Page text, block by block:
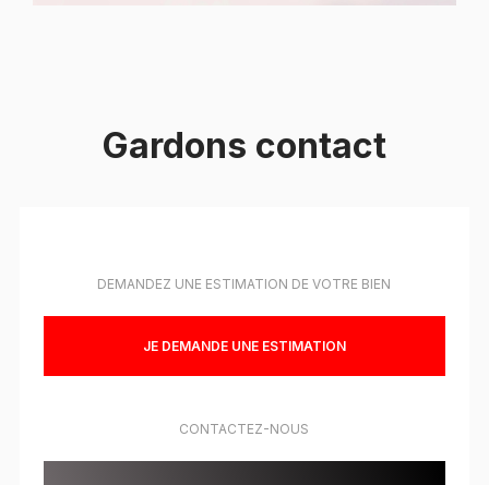
Gardons contact
DEMANDEZ UNE ESTIMATION DE VOTRE BIEN
JE DEMANDE UNE ESTIMATION
CONTACTEZ-NOUS